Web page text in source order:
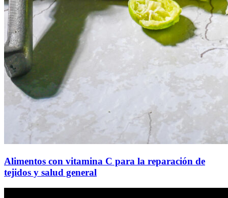
Alimentos con vitamina C para la reparación de
tejidos y salud general